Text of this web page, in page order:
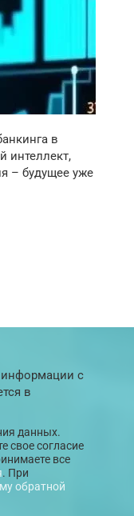
в
интеллект,
– будущее уже
с
в
данных.
свое согласие
все
. При
обратной